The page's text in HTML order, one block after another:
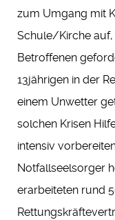
zum Umgang mit
Schule/Kirche auf,
Betroffenen
13jährigen in der
einem Unwetter
solchen Krisen
intensiv
Notfallseelsorger
erarbeiteten rund